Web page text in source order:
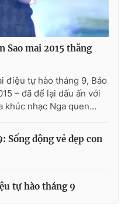
Việt Nam
điện tử số 483/GP-BTTTT
Sao mai 2015 thăng
điệu tự hào tháng 9, Bảo
– đã để lại dấu ấn với
khúc nhạc Nga quen...
Sống động vẻ đẹp con
tự hào tháng 9